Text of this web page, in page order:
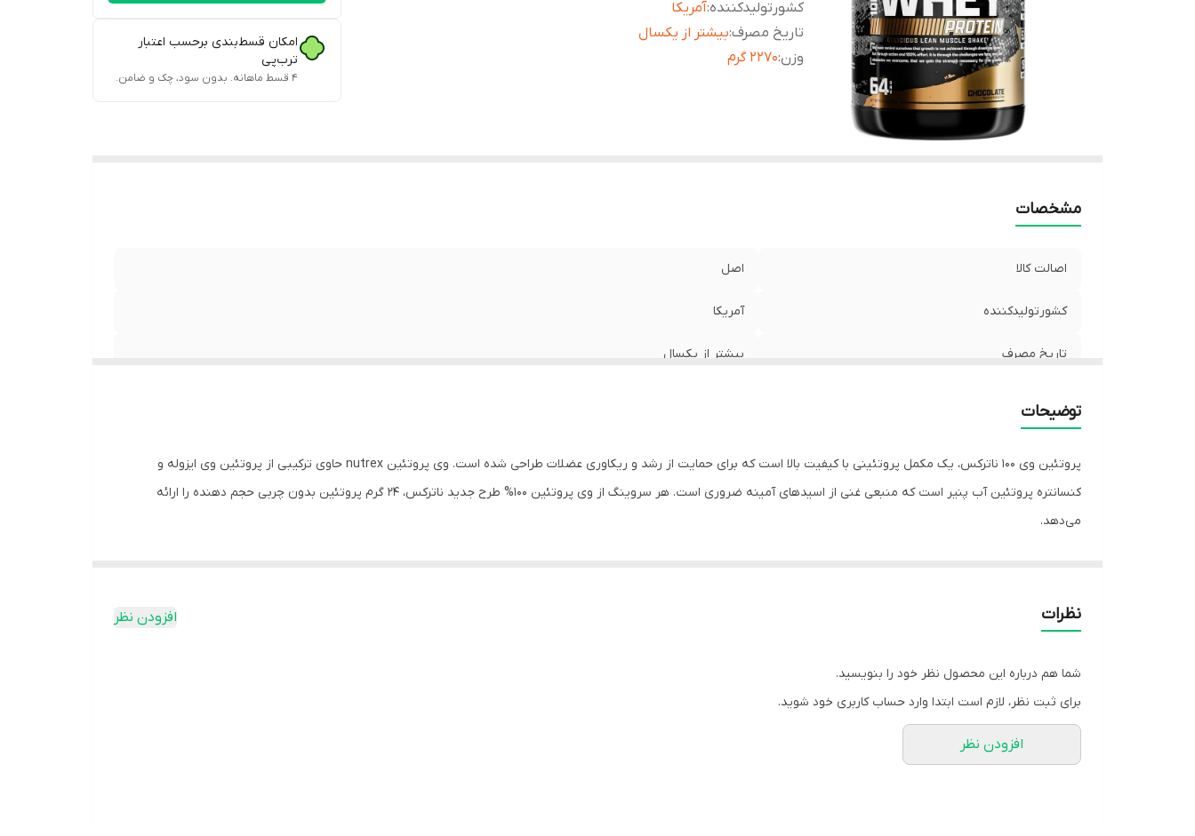
کشورتولیدکننده:آمریکا
تاریخ مصرف:بیشتر از یکسال
وزن:۲۲۷۰ گرم
امکان قسط‌بندی برحسب اعتبار
ترب‌پی
۴ قسط ماهانه. بدون سود، چک و ضامن.
مشخصات
اصالت کالا اصل
کشورتولیدکننده آمریکا
تاریخ مصرف بیشتر از یکسال
توضیحات
پروتئین وی 100 ناترکس، یک مکمل پروتئینی با کیفیت بالا است که برای حمایت از رشد و ریکاوری عضلات طراحی شده است. وی پروتئین nutrex حاوی ترکیبی از پروتئین وی ایزوله و
کنسانتره پروتئین آب پنیر است که منبعی غنی از اسیدهای آمینه ضروری است. هر سروینگ از وی پروتئین 100% طرح جدید ناترکس، 24 گرم پروتئین بدون چربی حجم دهنده را ارائه
می‌دهد.
مزایای مکمل وی پروتئین 100% ناترکس بر بدن
✔️افزایش حجم عضلانی
نظرات افزودن نظر
شما هم درباره این محصول نظر خود را بنویسید.
برای ثبت نظر، لازم است ابتدا وارد حساب کاربری خود شوید.
افزودن نظر